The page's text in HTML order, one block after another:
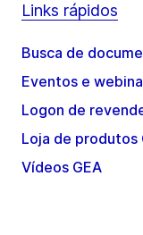
Links rápidos
Busca de
Eventos e
Logon de
Loja de produtos
Vídeos GEA